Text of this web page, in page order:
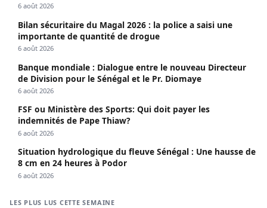
6 août 2026
Bilan sécuritaire du Magal 2026 : la police a saisi une
importante de quantité de drogue
6 août 2026
Banque mondiale : Dialogue entre le nouveau Directeur
de Division pour le Sénégal et le Pr. Diomaye
6 août 2026
FSF ou Ministère des Sports: Qui doit payer les
indemnités de Pape Thiaw?
6 août 2026
Situation hydrologique du fleuve Sénégal : Une hausse de
8 cm en 24 heures à Podor
6 août 2026
LES PLUS LUS CETTE SEMAINE